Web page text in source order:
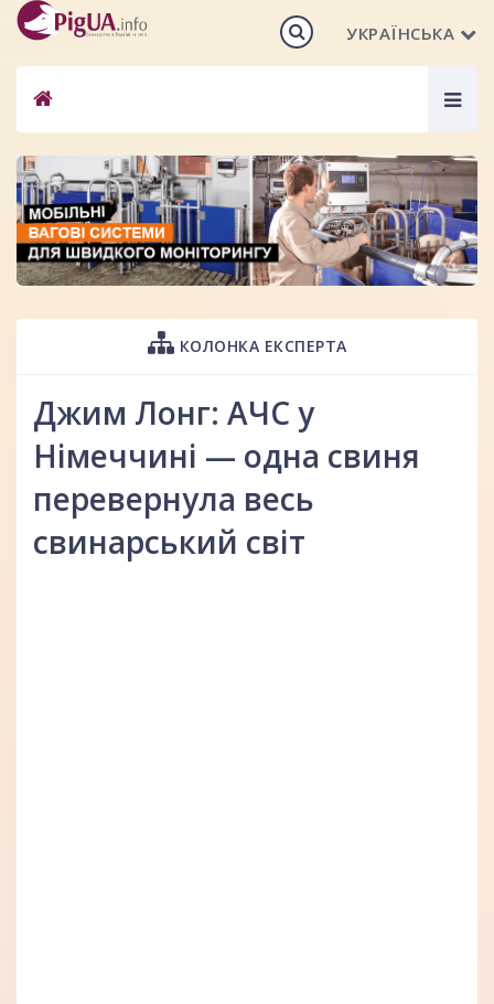
УКРАЇНСЬКА
КОЛОНКА ЕКСПЕРТА
Джим Лонг: АЧС у
Німеччині — одна свиня
перевернула весь
свинарський світ